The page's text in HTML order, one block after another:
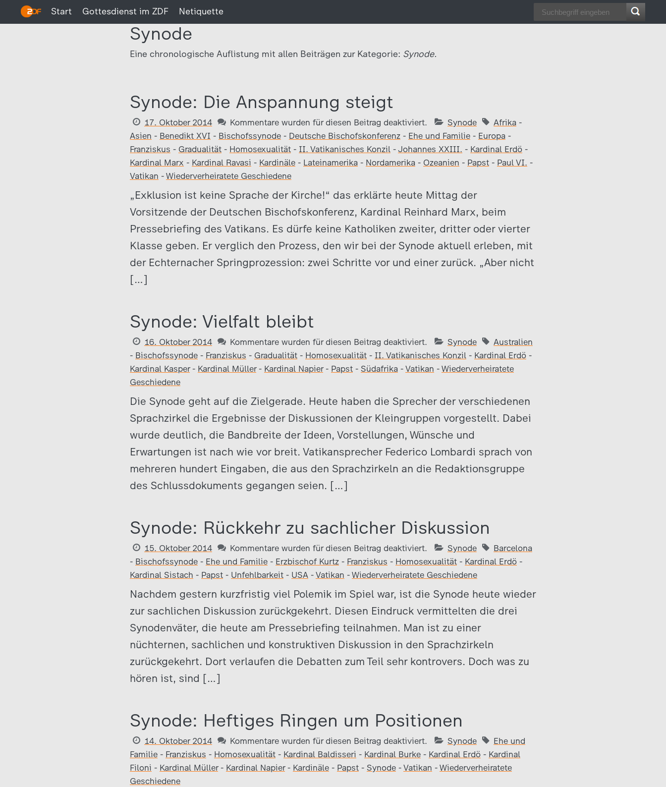
Start Gottesdienst im ZDF Netiquette
Synode
Eine chronologische Auflistung mit allen Beiträgen zur Kategorie: Synode.
Synode: Die Anspannung steigt
17. Oktober 2014 Kommentare wurden für diesen Beitrag deaktiviert. Synode Afrika -
Asien - Benedikt XVI - Bischofssynode - Deutsche Bischofskonferenz - Ehe und Familie - Europa -
Franziskus - Gradualität - Homosexualität - II. Vatikanisches Konzil - Johannes XXIII. - Kardinal Erdö -
Kardinal Marx - Kardinal Ravasi - Kardinäle - Lateinamerika - Nordamerika - Ozeanien - Papst - Paul VI. -
Vatikan - Wiederverheiratete Geschiedene
„Exklusion ist keine Sprache der Kirche!“ das erklärte heute Mittag der
Vorsitzende der Deutschen Bischofskonferenz, Kardinal Reinhard Marx, beim
Pressebriefing des Vatikans. Es dürfe keine Katholiken zweiter, dritter oder vierter
Klasse geben. Er verglich den Prozess, den wir bei der Synode aktuell erleben, mit
der Echternacher Springprozession: zwei Schritte vor und einer zurück. „Aber nicht
[…]
Synode: Vielfalt bleibt
16. Oktober 2014 Kommentare wurden für diesen Beitrag deaktiviert. Synode
Australien
- Bischofssynode - Franziskus - Gradualität - Homosexualität - II. Vatikanisches Konzil - Kardinal Erdö -
Kardinal Kasper- Kardinal Müller- Kardinal Napier- Papst - Südafrika - Vatikan - Wiederverheiratete
Geschiedene
Die Synode geht auf die Zielgerade. Heute haben die Sprecher der verschiedenen
Sprachzirkel die Ergebnisse der Diskussionen der Kleingruppen vorgestellt. Dabei
wurde deutlich, die Bandbreite der Ideen, Vorstellungen, Wünsche und
Erwartungen ist nach wie vor breit. Vatikansprecher Federico Lombardi sprach von
mehreren hundert Eingaben, die aus den Sprachzirkeln an die Redaktionsgruppe
des Schlussdokuments gegangen seien. […]
Synode: Rückkehr zu sachlicher Diskussion
15. Oktober 2014 Kommentare wurden für diesen Beitrag deaktiviert. Synode
Barcelona
- Bischofssynode - Ehe und Familie - Erzbischof Kurtz - Franziskus - Homosexualität - Kardinal Erdö -
Kardinal Sistach - Papst - Unfehlbarkeit - USA - Vatikan - Wiederverheiratete Geschiedene
Nachdem gestern kurzfristig viel Polemik im Spiel war, ist die Synode heute wieder
zur sachlichen Diskussion zurückgekehrt. Diesen Eindruck vermittelten die drei
Synodenväter, die heute am Pressebriefing teilnahmen. Man ist zu einer
nüchternen, sachlichen und konstruktiven Diskussion in den Sprachzirkeln
zurückgekehrt. Dort verlaufen die Debatten zum Teil sehr kontrovers. Doch was zu
hören ist, sind […]
Synode: Heftiges Ringen um Positionen
14. Oktober 2014 Kommentare wurden für diesen Beitrag deaktiviert. Synode
Ehe und
Familie - Franziskus - Homosexualität - Kardinal Baldisseri - Kardinal Burke - Kardinal Erdö - Kardinal
Filoni - Kardinal Müller- Kardinal Napier- Kardinäle - Papst - Synode - Vatikan - Wiederverheiratete
Geschiedene